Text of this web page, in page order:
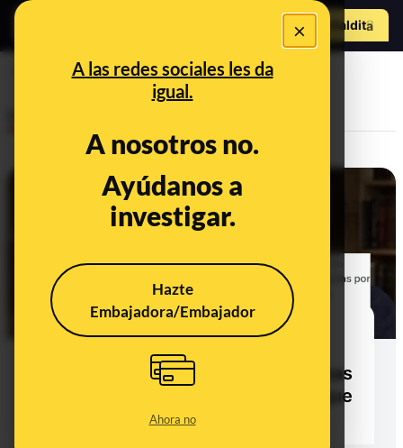
×
A las redes sociales les da
igual.
A nosotros no.
Ayúdanos a
investigar.
Hazte
Embajadora/Embajador
Ahora no
Hazte Maldito
"Ucrania vende las armas que le
envía EEUU a los cárteles
mexicanos": se difunde sin pruebas
y el origen es un vídeo de 2023 que